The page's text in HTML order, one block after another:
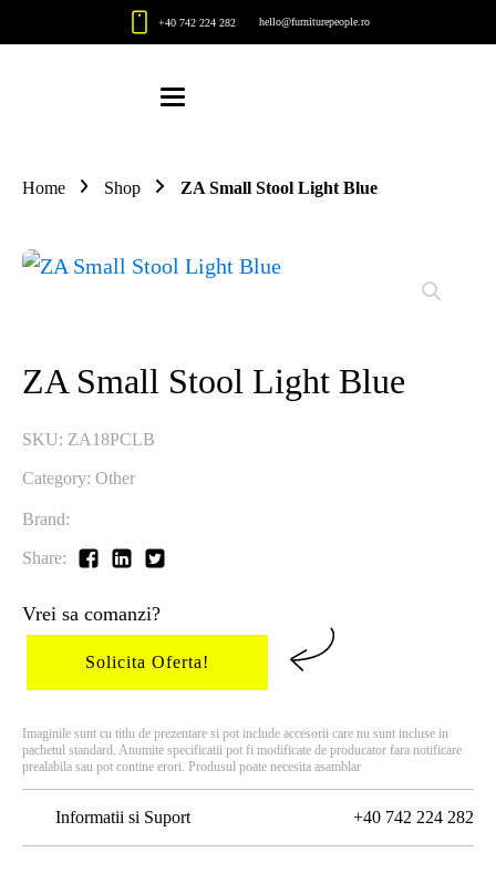
+40 742 224 282 hello@furniturepeople.ro
Home Shop ZA Small Stool Light Blue
ZA Small Stool Light Blue
SKU: ZA18PCLB
Category: Other
Brand:
Share:
Vrei sa comanzi?
Solicita Oferta!
Imaginile sunt cu titlu de prezentare si pot include accesorii care nu sunt incluse in
pachetul standard. Anumite specificatii pot fi modificate de producator fara notificare
prealabila sau pot contine erori. Produsul poate necesita asamblar
Informatii si Suport +40 742 224 282